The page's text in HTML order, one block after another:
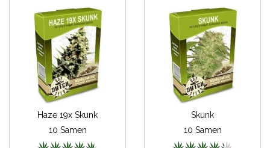
Haze 19x Skunk
10 Samen
Skunk
10 Samen